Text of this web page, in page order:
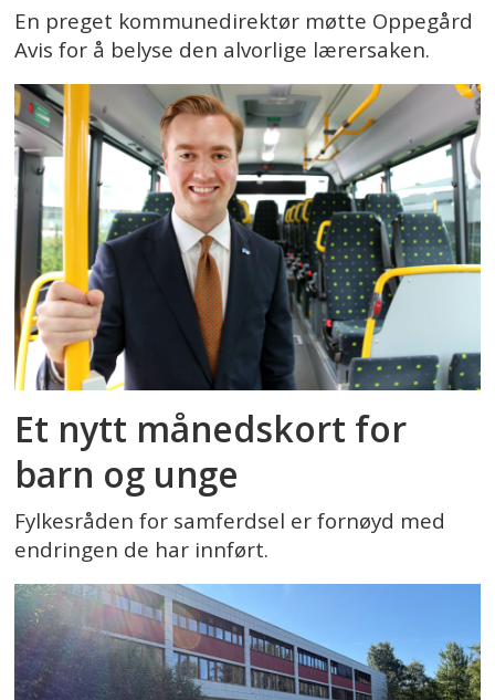
En preget kommunedirektør møtte Oppegård
Avis for å belyse den alvorlige lærersaken.
Et nytt månedskort for
barn og unge
Fylkesråden for samferdsel er fornøyd med
endringen de har innført.